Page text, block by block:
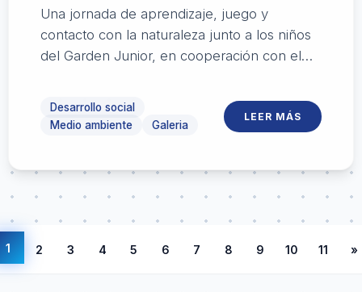
Una jornada de aprendizaje, juego y
contacto con la naturaleza junto a los niños
del Garden Junior, en cooperación con el
Desarrollo social
Medio ambiente
Galeria
LEER MÁS
1 2 3 4 5 6 7 8 9 10 11 »